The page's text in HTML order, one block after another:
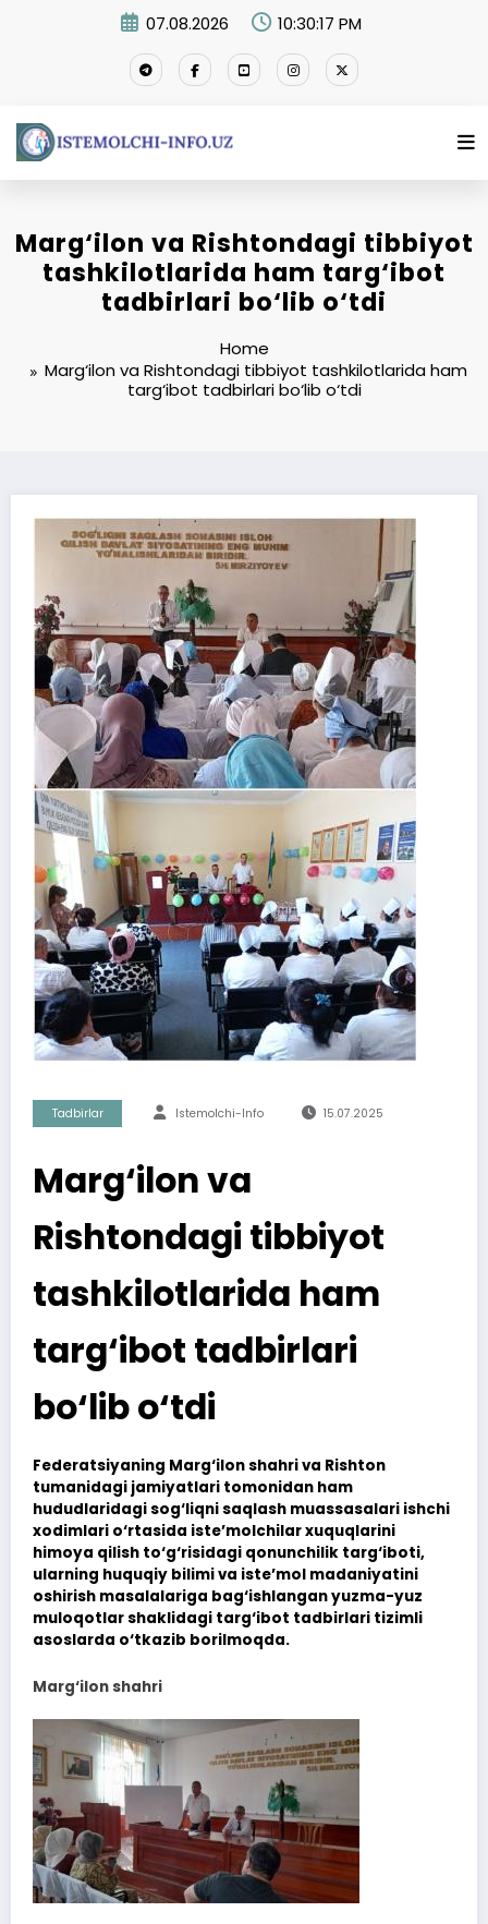
07.08.2026 10:30:18 PM
Marg‘ilon va Rishtondagi tibbiyot
tashkilotlarida ham targ‘ibot
tadbirlari bo‘lib o‘tdi
Home
Marg‘ilon va Rishtondagi tibbiyot tashkilotlarida ham
targ‘ibot tadbirlari bo‘lib o‘tdi
Tadbirlar Istemolchi-Info 15.07.2025
Marg‘ilon va
Rishtondagi tibbiyot
tashkilotlarida ham
targ‘ibot tadbirlari
bo‘lib o‘tdi
Federatsiyaning Marg‘ilon shahri va Rishton
tumanidagi jamiyatlari tomonidan ham
hududlaridagi sog‘liqni saqlash muassasalari ishchi
xodimlari o‘rtasida iste’molchilar xuquqlarini
himoya qilish to‘g‘risidagi qonunchilik targ‘iboti,
ularning huquqiy bilimi va iste’mol madaniyatini
oshirish masalalariga bag‘ishlangan yuzma-yuz
muloqotlar shaklidagi targ‘ibot tadbirlari tizimli
asoslarda o‘tkazib borilmoqda.
Marg‘ilon shahri